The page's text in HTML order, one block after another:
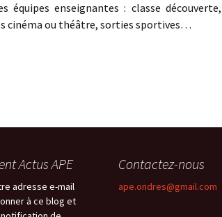
équipes enseignantes : classe découverte,
cinéma ou théâtre, sorties sportives…
Actus APE
adresse e-mail
à ce blog et
Contactez-nous
ape.ondres@gmail.com